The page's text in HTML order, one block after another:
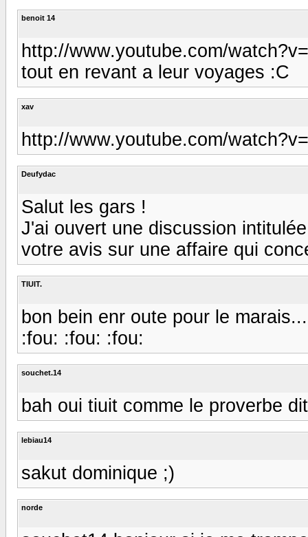
benoit 14
http://www.youtube.com/
tout en revant a leur voyages :C
xav
http://www.youtube.com/
Deufydac
Salut les gars !
J'ai ouvert une discussion
votre avis sur une affaire qui
TIUIT.
bon bein enr oute pour le
:fou: :fou: :fou:
souchet.14
bah oui tiuit comme le proverbe
lebiau14
sakut dominique ;)
norde